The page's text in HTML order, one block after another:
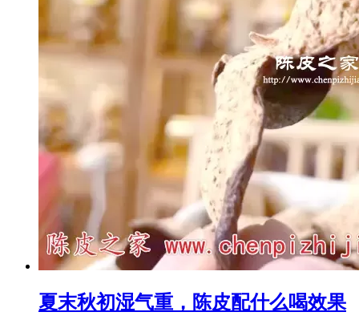
夏末秋初湿气重，陈皮配什么喝效果